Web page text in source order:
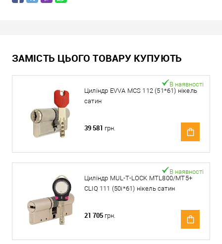
ЗАМІСТЬ ЦЬОГО ТОВАРУ КУПУЮТЬ
Циліндр EVVA MCS 112 (51*61) нікель
сатин
В наявності
39 581 грн.
Циліндр MUL-T-LOCK MTL800/MT5+
CLIQ 111 (50i*61) нікель сатин
В наявності
21 705 грн.